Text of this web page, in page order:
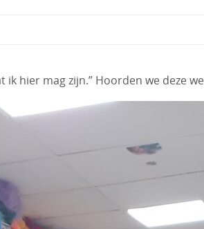
ik hier mag zijn.” Hoorden we deze